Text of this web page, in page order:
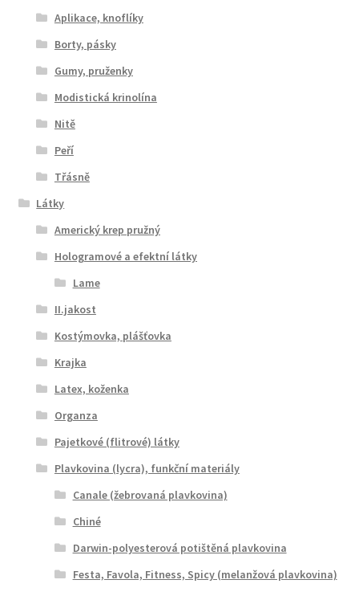
Aplikace, knoflíky
Borty, pásky
Gumy, pruženky
Modistická krinolína
Nitě
Peří
Třásně
Látky
Americký krep pružný
Hologramové a efektní látky
Lame
II.jakost
Kostýmovka, plášťovka
Krajka
Latex, koženka
Organza
Pajetkové (flitrové) látky
Plavkovina (lycra), funkční materiály
Canale (žebrovaná plavkovina)
Chiné
Darwin-polyesterová potištěná plavkovina
Festa, Favola, Fitness, Spicy (melanžová plavkovina)